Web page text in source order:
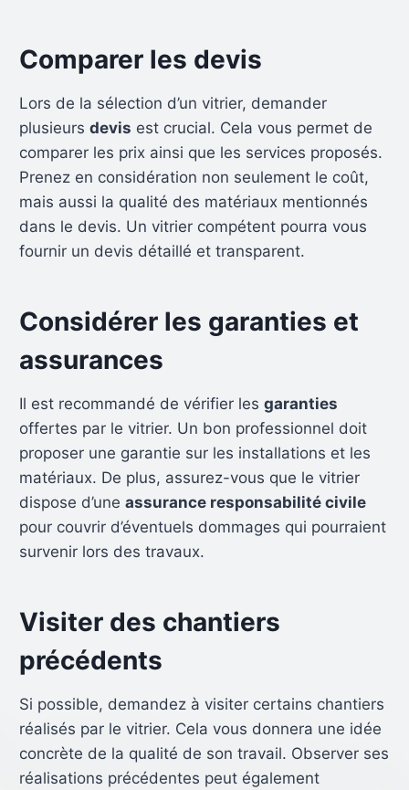
Comparer les devis
Lors de la sélection d’un vitrier, demander
plusieurs devis est crucial. Cela vous permet de
comparer les prix ainsi que les services proposés.
Prenez en considération non seulement le coût,
mais aussi la qualité des matériaux mentionnés
dans le devis. Un vitrier compétent pourra vous
fournir un devis détaillé et transparent.
Considérer les garanties et
assurances
Il est recommandé de vérifier les garanties
offertes par le vitrier. Un bon professionnel doit
proposer une garantie sur les installations et les
matériaux. De plus, assurez-vous que le vitrier
dispose d’une assurance responsabilité civile
pour couvrir d’éventuels dommages qui pourraient
survenir lors des travaux.
Visiter des chantiers
précédents
Si possible, demandez à visiter certains chantiers
réalisés par le vitrier. Cela vous donnera une idée
concrète de la qualité de son travail. Observer ses
réalisations précédentes peut également